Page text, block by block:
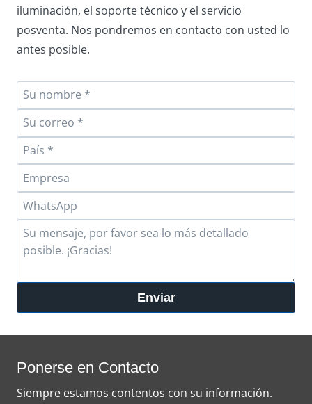
iluminación, el soporte técnico y el servicio
posventa. Nos pondremos en contacto con usted lo
antes posible.
Enviar
Ponerse en Contacto
Siempre estamos contentos con su información.